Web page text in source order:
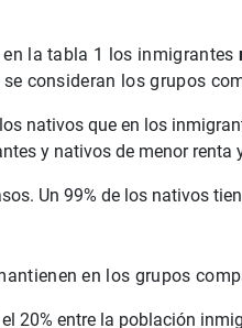
la tabla 1 los inmigrantes
consideran los grupos
nativos que en los
y nativos de menor renta
Un 99% de los nativos
en los grupos
20% entre la población